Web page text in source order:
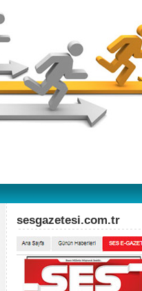
sesgazetesi.com.tr